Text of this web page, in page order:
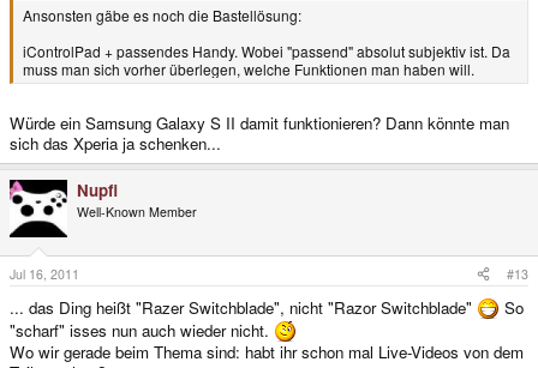
Ansonsten gäbe es noch die Bastellösung:
iControlPad + passendes Handy. Wobei "passend" absolut subjektiv ist. Da
muss man sich vorher überlegen, welche Funktionen man haben will.
Würde ein Samsung Galaxy S II damit funktionieren? Dann könnte man
sich das Xperia ja schenken...
Nupfi
Well-Known Member
Jul 16, 2011 #13
... das Ding heißt "Razer Switchblade", nicht "Razor Switchblade"
So
"scharf" isses nun auch wieder nicht.
Wo wir gerade beim Thema sind: habt ihr schon mal Live-Videos von dem